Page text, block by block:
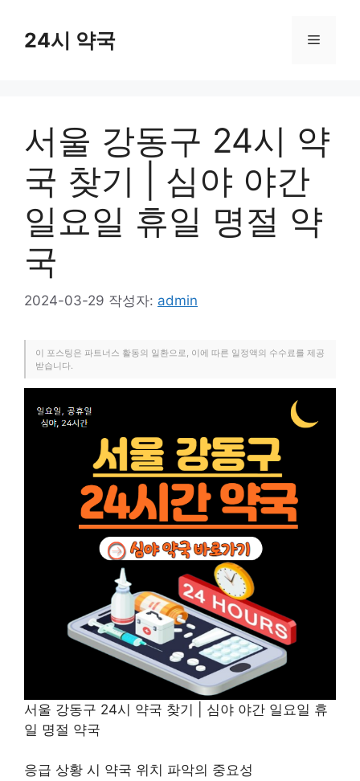
24시 약국 메
서울 강동구 24시 약
국 찾기 | 심야 야간
일요일 휴일 명절 약
국
2024-03-29 작성자: admin
이 포스팅은 파트너스 활동의 일환으로, 이에 따른 일정액의 수수료를 제공
받습니다.
서울 강동구 24시 약국 찾기 | 심야 야간 일요일 휴
일 명절 약국
응급 상황 시 약국 위치 파악의 중요성